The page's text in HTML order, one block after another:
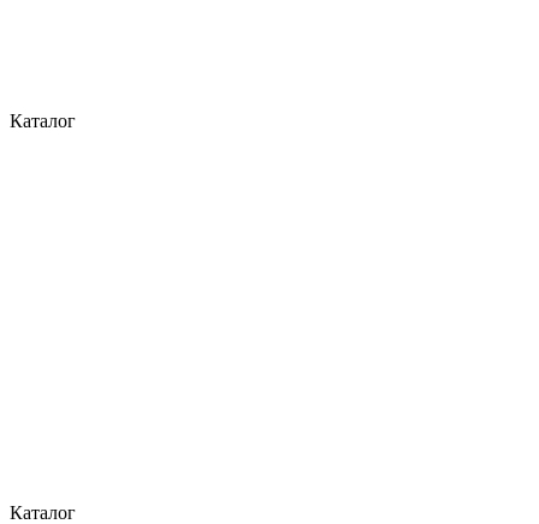
Каталог
Каталог